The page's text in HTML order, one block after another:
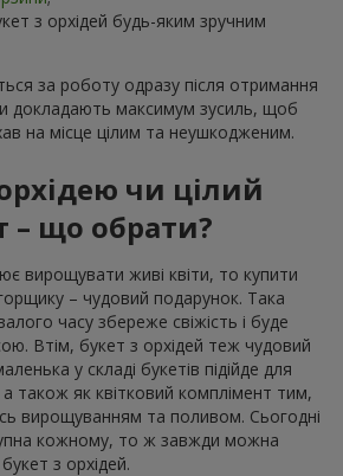
з орхідей будь-яким зручним
за роботу одразу після отримання
докладають максимум зусиль, щоб
на місце цілим та неушкодженим.
чи цілий
– що обрати?
вирощувати живі квіти, то купити
– чудовий подарунок. Така
часу збереже свіжість і буде
Втім, букет з орхідей теж чудовий
у складі букетів підійде для
також як квітковий комплімент тим,
вирощуванням та поливом. Сьогодні
кожному, то ж завжди можна
з орхідей.